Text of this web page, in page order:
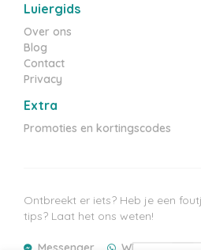
Luiergids
Over ons
Blog
Contact
Privacy
Extra
Promoties en kortingscodes
Ontbreekt er iets? Heb je een
tips? Laat het ons weten!